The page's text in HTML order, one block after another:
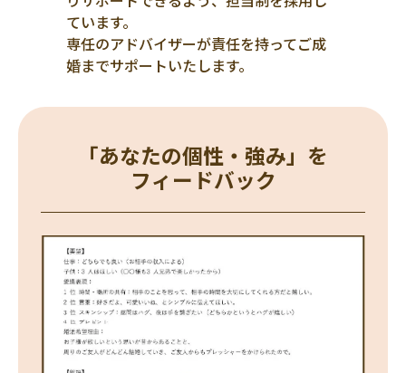
ています。
専任のアドバイザーが責任を持ってご成
婚までサポートいたします。
「あなたの個性・強み」を
フィードバック